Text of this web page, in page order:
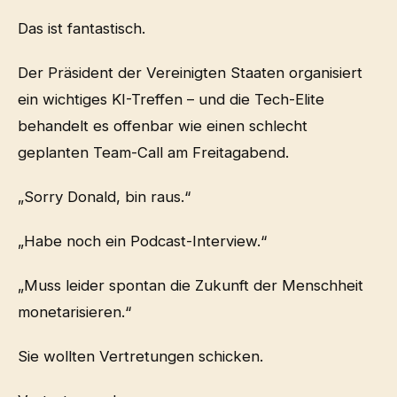
Das ist fantastisch.
Der Präsident der Vereinigten Staaten organisiert
ein wichtiges KI-Treffen – und die Tech-Elite
behandelt es offenbar wie einen schlecht
geplanten Team-Call am Freitagabend.
„Sorry Donald, bin raus.“
„Habe noch ein Podcast-Interview.“
„Muss leider spontan die Zukunft der Menschheit
monetarisieren.“
Sie wollten Vertretungen schicken.